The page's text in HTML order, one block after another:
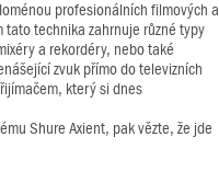
profesionálních filmových a
tato technika zahrnuje různé typy
a rekordéry, nebo také
zvuk přímo do televizních
který si dnes
Shure Axient, pak vězte, že jde